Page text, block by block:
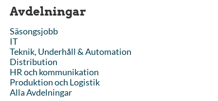
Avdelningar
Säsongsjobb
IT
Teknik, Underhåll & Automation
Distribution
HR och kommunikation
Produktion och Logistik
Alla Avdelningar